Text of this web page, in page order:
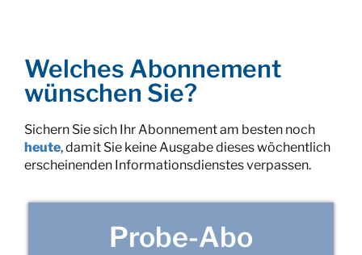
Welches Abonnement
wünschen Sie?
Sichern Sie sich Ihr Abonnement am besten noch
heute, damit Sie keine Ausgabe dieses wöchentlich
erscheinenden Informationsdienstes verpassen.
Probe-Abo